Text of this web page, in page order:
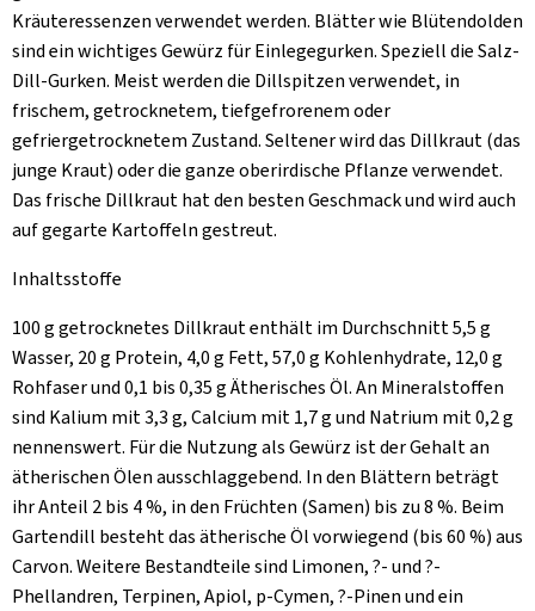
Kräuteressenzen verwendet werden. Blätter wie Blütendolden
sind ein wichtiges Gewürz für Einlegegurken. Speziell die Salz-
Dill-Gurken. Meist werden die Dillspitzen verwendet, in
frischem, getrocknetem, tiefgefrorenem oder
gefriergetrocknetem Zustand. Seltener wird das Dillkraut (das
junge Kraut) oder die ganze oberirdische Pflanze verwendet.
Das frische Dillkraut hat den besten Geschmack und wird auch
auf gegarte Kartoffeln gestreut.
Inhaltsstoffe
100 g getrocknetes Dillkraut enthält im Durchschnitt 5,5 g
Wasser, 20 g Protein, 4,0 g Fett, 57,0 g Kohlenhydrate, 12,0 g
Rohfaser und 0,1 bis 0,35 g Ätherisches Öl. An Mineralstoffen
sind Kalium mit 3,3 g, Calcium mit 1,7 g und Natrium mit 0,2 g
nennenswert. Für die Nutzung als Gewürz ist der Gehalt an
ätherischen Ölen ausschlaggebend. In den Blättern beträgt
ihr Anteil 2 bis 4 %, in den Früchten (Samen) bis zu 8 %. Beim
Gartendill besteht das ätherische Öl vorwiegend (bis 60 %) aus
Carvon. Weitere Bestandteile sind Limonen, ?- und ?-
Phellandren, Terpinen, Apiol, p-Cymen, ?-Pinen und ein